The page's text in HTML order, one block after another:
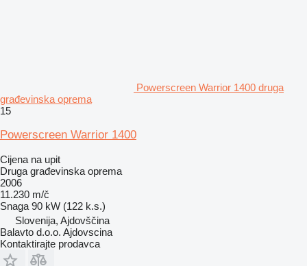
Powerscreen Warrior 1400 druga
građevinska oprema
15
Powerscreen Warrior 1400
Cijena na upit
Druga građevinska oprema
2006
11.230 m/č
Snaga 90 kW (122 k.s.)
Slovenija, Ajdovščina
Balavto d.o.o. Ajdovscina
Kontaktirajte prodavca